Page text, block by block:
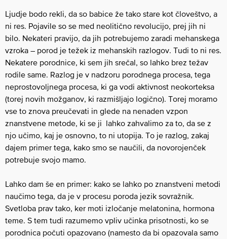
Ljudje bodo rekli, da so babice že tako stare kot človeštvo, a
ni res. Pojavile so se med neolitično revolucijo, prej jih ni
bilo. Nekateri pravijo, da jih potrebujemo zaradi mehanskega
vzroka – porod je težek iz mehanskih razlogov. Tudi to ni res.
Nekatere porodnice, ki sem jih srečal, so lahko brez težav
rodile same. Razlog je v nadzoru porodnega procesa, tega
neprostovoljnega procesa, ki ga vodi aktivnost neokorteksa
(torej novih možganov, ki razmišljajo logično). Torej moramo
vse to znova preučevati in glede na nenaden vzpon
znanstvene metode, ki se ji lahko zahvalimo za to, da se z
njo učimo, kaj je osnovno, to ni utopija. To je razlog, zakaj
dajem primer tega, kako smo se naučili, da novorojenček
potrebuje svojo mamo.
Lahko dam še en primer: kako se lahko po znanstveni metodi
naučimo tega, da je v procesu poroda jezik sovražnik.
Svetloba prav tako, ker moti izločanje melatonina, hormona
teme. S tem tudi razumemo vpliv učinka prisotnosti, ko se
porodnica počuti opazovano (namesto da bi opazovala samo